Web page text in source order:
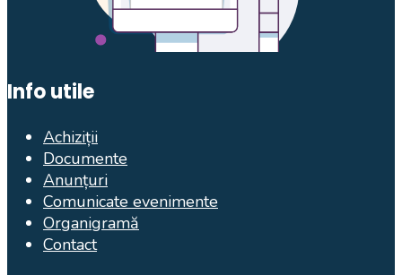
Info utile
Achiziții
Documente
Anunțuri
Comunicate evenimente
Organigramă
Contact